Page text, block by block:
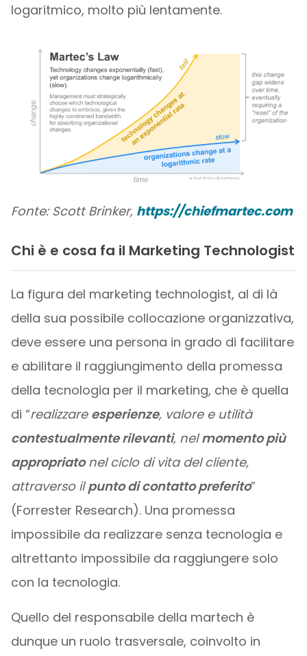
logaritmico, molto più lentamente.
Fonte: Scott Brinker, https://chiefmartec.com
Chi è e cosa fa il Marketing Technologist
La figura del marketing technologist, al di là
della sua possibile collocazione organizzativa,
deve essere una persona in grado di facilitare
e abilitare il raggiungimento della promessa
della tecnologia per il marketing, che è quella
di “realizzare esperienze, valore e utilità
contestualmente rilevanti, nelmomento più
appropriatonel ciclo di vita del cliente,
attraverso ilpunto di contatto preferito”
(Forrester Research). Una promessa
impossibile da realizzare senza tecnologia e
altrettanto impossibile da raggiungere solo
con la tecnologia.
Quello del responsabile della martech è
dunque un ruolo trasversale, coinvolto in